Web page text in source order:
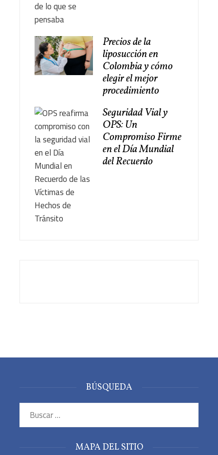
Precios de la
liposucción en
Colombia y cómo
elegir el mejor
procedimiento
Seguridad Vial y
OPS: Un
Compromiso Firme
en el Día Mundial
del Recuerdo
BÚSQUEDA
MAPA DEL SITIO